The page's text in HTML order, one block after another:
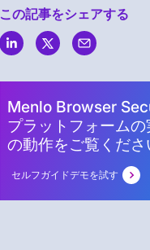
この記事をシェアする
Menlo Browser
プラットフォームの
の動作をご覧くださ
セルフガイドデモを試す